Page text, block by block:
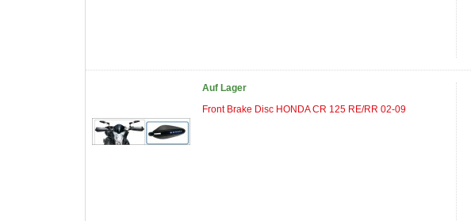
Auf Lager
Front Brake Disc HONDA CR 125 RE/RR 02-09